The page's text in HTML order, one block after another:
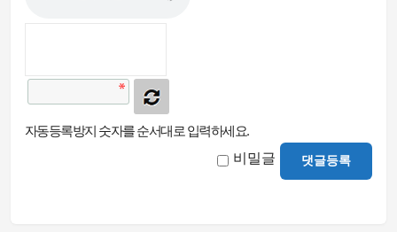
자동등록방지 숫자를 순서대로 입력하세요.
비밀글 댓글등록